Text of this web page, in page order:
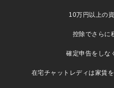
10万円以上の
控除でさらに
確定申告をしな
在宅チャットレディは家賃